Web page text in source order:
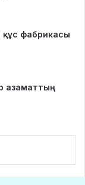
құс фабрикасы
азаматтың